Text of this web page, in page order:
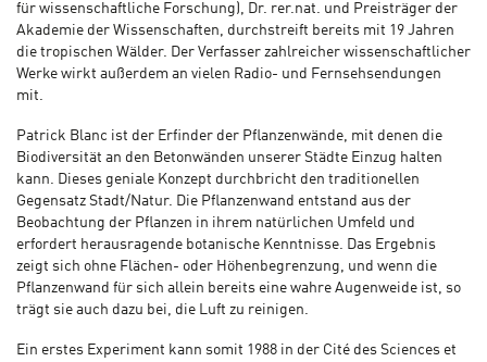
für wissenschaftliche Forschung), Dr. rer.nat. und Preisträger der
Akademie der Wissenschaften, durchstreift bereits mit 19 Jahren
die tropischen Wälder. Der Verfasser zahlreicher wissenschaftlicher
Werke wirkt außerdem an vielen Radio- und Fernsehsendungen
mit.
Patrick Blanc ist der Erfinder der Pflanzenwände, mit denen die
Biodiversität an den Betonwänden unserer Städte Einzug halten
kann. Dieses geniale Konzept durchbricht den traditionellen
Gegensatz Stadt/Natur. Die Pflanzenwand entstand aus der
Beobachtung der Pflanzen in ihrem natürlichen Umfeld und
erfordert herausragende botanische Kenntnisse. Das Ergebnis
zeigt sich ohne Flächen- oder Höhenbegrenzung, und wenn die
Pflanzenwand für sich allein bereits eine wahre Augenweide ist, so
trägt sie auch dazu bei, die Luft zu reinigen.
Ein erstes Experiment kann somit 1988 in der Cité des Sciences et